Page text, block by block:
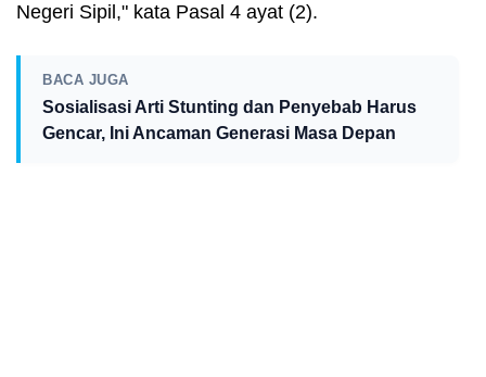
Negeri Sipil," kata Pasal 4 ayat (2).
BACA JUGA
Sosialisasi Arti Stunting dan Penyebab Harus
Gencar, Ini Ancaman Generasi Masa Depan